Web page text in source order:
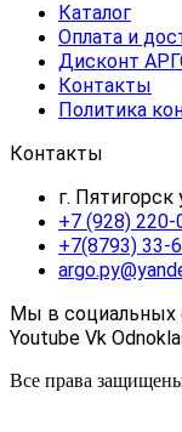
Каталог
Оплата и
Дисконт
Контакты
Политика
Контакты
г. Пятигорск
+7 (928) 220-
+7(8793) 33-
Мы в социальных
Youtube Vk
Все права